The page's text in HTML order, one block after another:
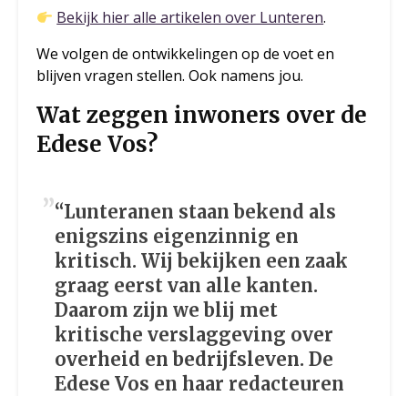
Bekijk hier alle artikelen over Lunteren.
We volgen de ontwikkelingen op de voet en
blijven vragen stellen. Ook namens jou.
Wat zeggen inwoners over de
Edese Vos?
“Lunteranen staan bekend als
enigszins eigenzinnig en
kritisch. Wij bekijken een zaak
graag eerst van alle kanten.
Daarom zijn we blij met
kritische verslaggeving over
overheid en bedrijfsleven. De
Edese Vos en haar redacteuren